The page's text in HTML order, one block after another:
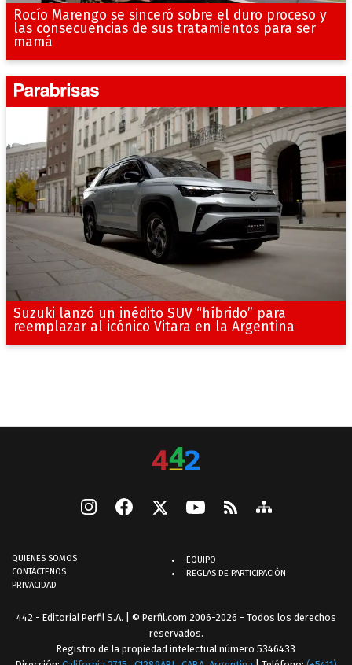
Rocío Marengo se sinceró sobre el duro proceso y
las consecuencias de sus tratamientos para ser
mamá
Suzuki lanzó un inédito SUV “híbrido” para
reemplazar al icónico Vitara en la Argentina
QUIENES SOMOS
CONTÁCTENOS
PRIVACIDAD
EQUIPO
REGLAS DE PARTICIPACIÓN
442 - Editorial Perfil S.A. | © Perfil.com 2006-2026 - Todos los derechos
reservados.
Registro de la propiedad intelectual número 5346433